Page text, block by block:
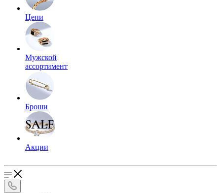
Цепи
Мужской
ассортимент
Броши
Акции